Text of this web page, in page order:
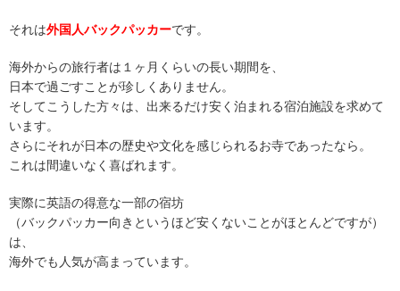
それは外国人バックパッカーです。
海外からの旅行者は１ヶ月くらいの長い期間を、
日本で過ごすことが珍しくありません。
そしてこうした方々は、出来るだけ安く泊まれる宿泊施設を求めて
います。
さらにそれが日本の歴史や文化を感じられるお寺であったなら。
これは間違いなく喜ばれます。
実際に英語の得意な一部の宿坊
（バックパッカー向きというほど安くないことがほとんどですが）
は、
海外でも人気が高まっています。